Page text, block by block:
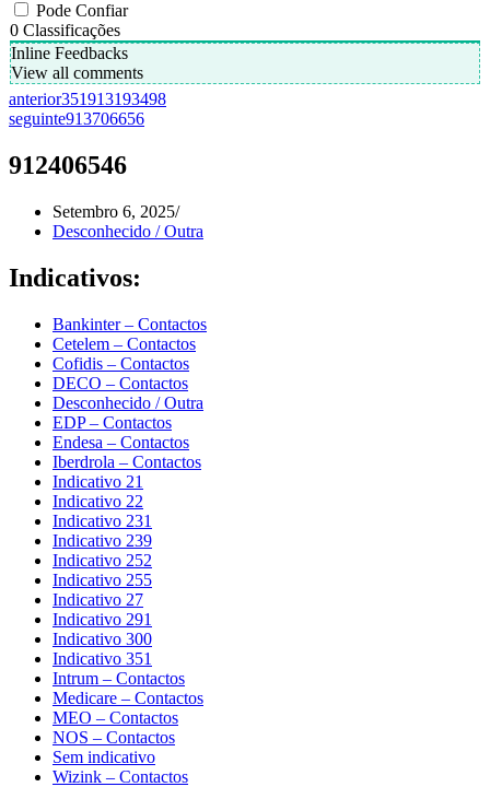
Pode Confiar
0 Classificações
Inline Feedbacks
View all comments
anterior351913193498
seguinte913706656
912406546
Setembro 6, 2025
Desconhecido / Outra
Indicativos:
Bankinter – Contactos
Cetelem – Contactos
Cofidis – Contactos
DECO – Contactos
Desconhecido / Outra
EDP – Contactos
Endesa – Contactos
Iberdrola – Contactos
Indicativo 21
Indicativo 22
Indicativo 231
Indicativo 239
Indicativo 252
Indicativo 255
Indicativo 27
Indicativo 291
Indicativo 300
Indicativo 351
Intrum – Contactos
Medicare – Contactos
MEO – Contactos
NOS – Contactos
Sem indicativo
Wizink – Contactos